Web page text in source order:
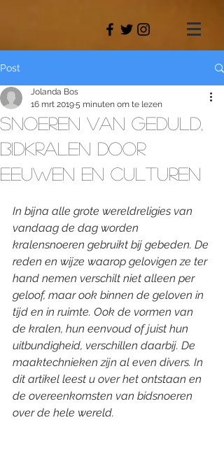
Post
Snoeren van geduld,
bidkralen door
eeuwen en culturen
Jolanda Bos
16 mrt 20195 minuten om te lezen
In bijna alle grote wereldreligies van
vandaag de dag worden
kralensnoeren gebruikt bij gebeden. De
reden en wijze waarop gelovigen ze ter
hand nemen verschilt niet alleen per
geloof, maar ook binnen de geloven in
tijd en in ruimte. Ook de vormen van
de kralen, hun eenvoud of juist hun
uitbundigheid, verschillen daarbij. De
maaktechnieken zijn al even divers. In
dit artikel leest u over het ontstaan en
de overeenkomsten van bidsnoeren
over de hele wereld.